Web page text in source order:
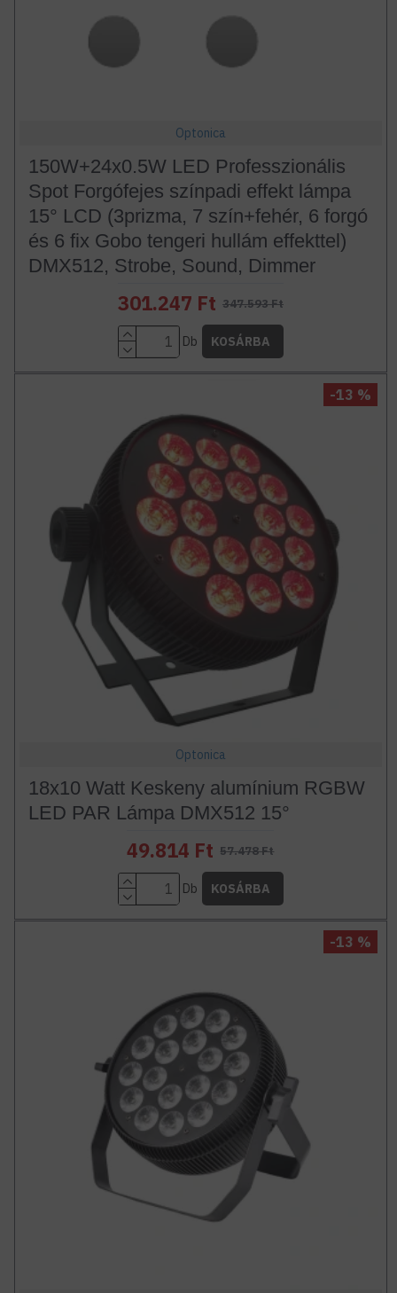
Optonica
150W+24x0.5W LED Professzionális
Spot Forgófejes színpadi effekt lámpa
15° LCD (3prizma, 7 szín+fehér, 6 forgó
és 6 fix Gobo tengeri hullám effekttel)
DMX512, Strobe, Sound, Dimmer
301.247 Ft 347.593 Ft
Db KOSÁRBA
-13 %
Optonica
18x10 Watt Keskeny alumínium RGBW
LED PAR Lámpa DMX512 15°
49.814 Ft 57.478 Ft
Db KOSÁRBA
-13 %